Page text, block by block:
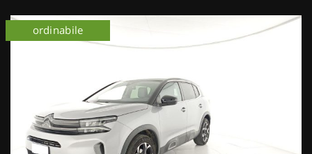
NOLEGGIO AUTO
NOLEGGIO BREVE TERMINE
CONTATTI
ordinabile